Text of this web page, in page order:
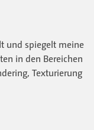
und spiegelt meine
in den Bereichen
Texturierung